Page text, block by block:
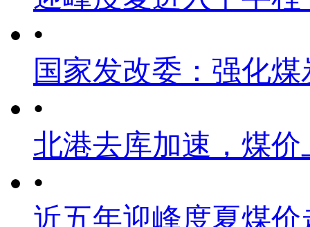
•
国家发改委：强化
•
北港去库加速，煤
•
近五年迎峰度夏煤价